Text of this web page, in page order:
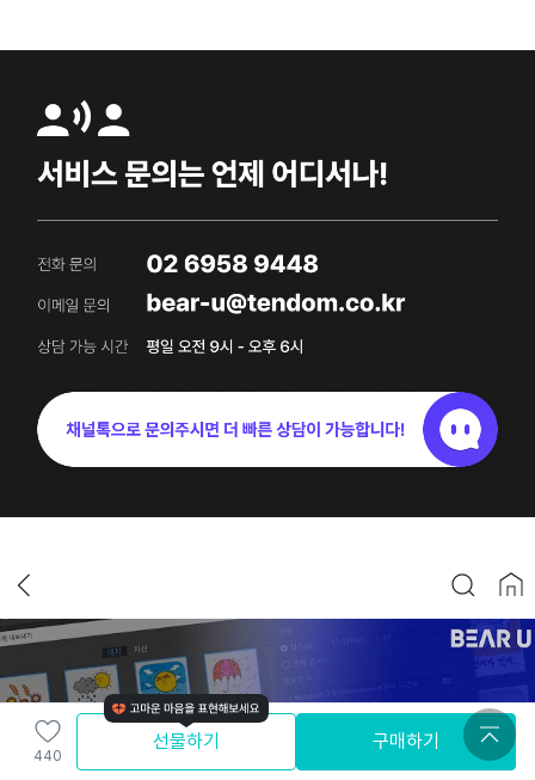
440
선물하기 구매하기